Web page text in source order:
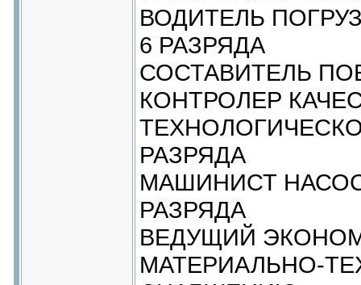
ВОДИТЕЛЬ
6 РАЗРЯДА
СОСТАВИТЕЛЬ
КОНТРОЛЕР
РАЗРЯДА
МАШИНИСТ
РАЗРЯДА
ВЕДУЩИЙ
МАТЕРИАЛЬНО-